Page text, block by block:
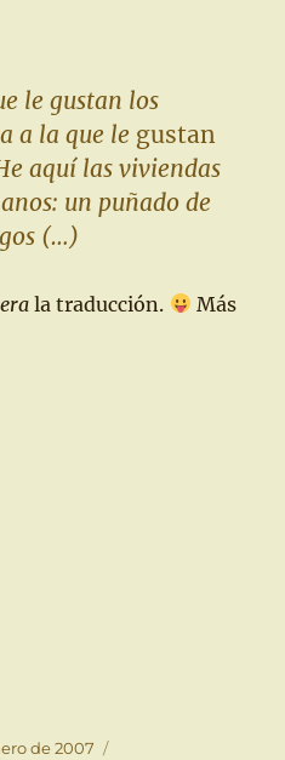
le gustan los
a la que le gustan
aquí las viviendas
un puñado de
(…)
la traducción.
Más
de 2007